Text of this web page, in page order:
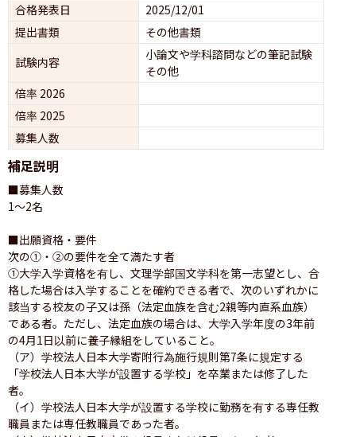
合格発表日
2025/12/01
提出書類
その他書類
試験内容
小論文や学科諮問などの筆記試験
その他
倍率 2026
倍率 2025
募集人数
補足説明
■募集人数
1〜2名
■出願資格・要件
次の①・②の要件を全て満たす者
①大学入学資格を有し、文理学部国文学科を第一志望とし、合
格した場合は入学することを確約できる者で、次のいずれかに
該当する校友の子又は孫（法定血族を含む2親等内直系血族）
である者。ただし、法定血族の場合は、大学入学年度の3年前
の4月1日以前に養子縁組をしていること。
（ア）学校法人日本大学寄附行為施行規則第7条に規定する
「学校法人日本大学が設置する学校」を卒業または修了した
者。
（イ）学校法人日本大学が設置する学校に勤務を有する専任教
職員または専任教職員であった者。